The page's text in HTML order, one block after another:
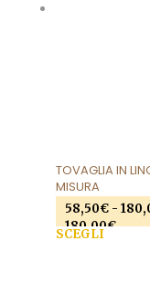
TOVAGLIA IN
MISURA
58,50€ -
180,00€
SCEGLI